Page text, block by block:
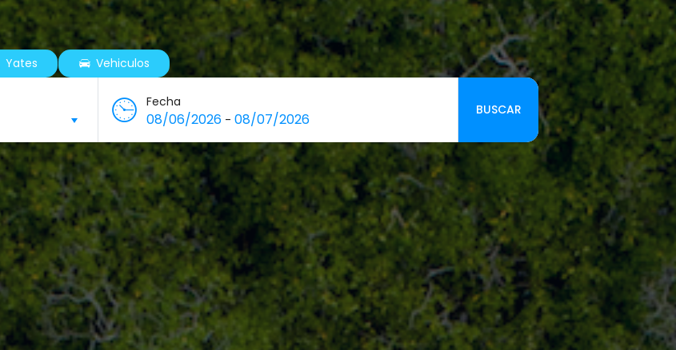
Yates Vehiculos
Fecha
08/06/2026 - 08/07/2026
BUSCAR